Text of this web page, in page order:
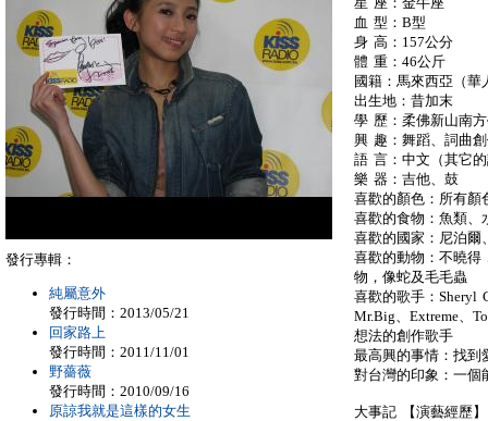
血 型：B型
身 高：157公分
體 重：46公斤
國籍：馬來西亞（華
出生地：昔加末
學 歷：柔佛新山南
興 趣：舞蹈、詞曲
語 言：中文（其它
樂 器：吉他、鼓
喜歡的顏色：所有顏
喜歡的食物：魚類、
喜歡的國家：尼泊爾
喜歡的動物：不曉得
物，像蛇及毛毛蟲
喜歡的歌手：Sheryl
Mr.Big、Extreme、
想法的創作歌手
最高興的事情：找到
對台灣的印象：一個
大事記 【演藝經歷】
發行專輯：
純屬意外
發行時間：2013/05/21
回家路上
發行時間：2011/11/01
野薔薇
發行時間：2010/09/16
原諒我就是這樣的女生